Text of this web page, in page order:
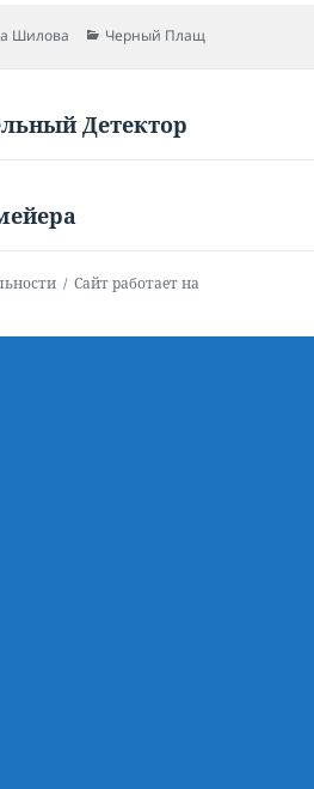
Шилова Рубрики
Черный Плащ
Детектор
Сайт работает на